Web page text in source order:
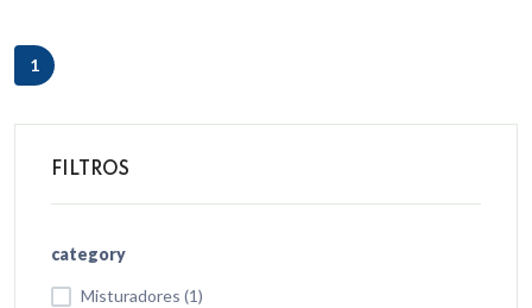
1
FILTROS
category
Misturadores (1)